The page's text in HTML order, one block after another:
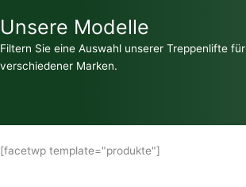
Unsere Modelle
Filtern Sie eine Auswahl unserer Treppenlifte für
verschiedener Marken.
[facetwp template="produkte"]